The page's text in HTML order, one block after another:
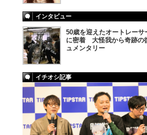
インタビュー
50歳を迎えたオートレーサ
に密着 大怪我から奇跡の
ュメンタリー
イチオシ記事